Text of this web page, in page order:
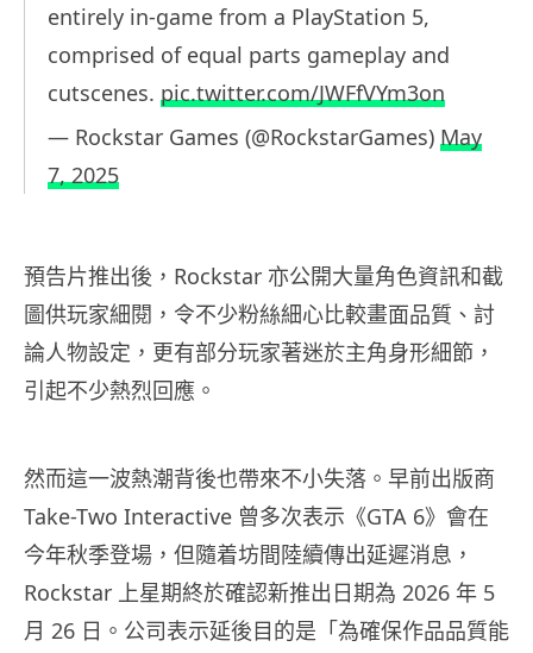
entirely in-game from a PlayStation 5,
comprised of equal parts gameplay and
cutscenes. pic.twitter.com/JWFfVYm3on
— Rockstar Games (@RockstarGames) May
7, 2025
預告片推出後，Rockstar 亦公開大量角色資訊和截
圖供玩家細閱，令不少粉絲細心比較畫面品質、討
論人物設定，更有部分玩家著迷於主角身形細節，
引起不少熱烈回應。
然而這一波熱潮背後也帶來不小失落。早前出版商
Take-Two Interactive 曾多次表示《GTA 6》會在
今年秋季登場，但隨着坊間陸續傳出延遲消息，
Rockstar 上星期終於確認新推出日期為 2026 年 5
月 26 日。公司表示延後目的是「為確保作品品質能